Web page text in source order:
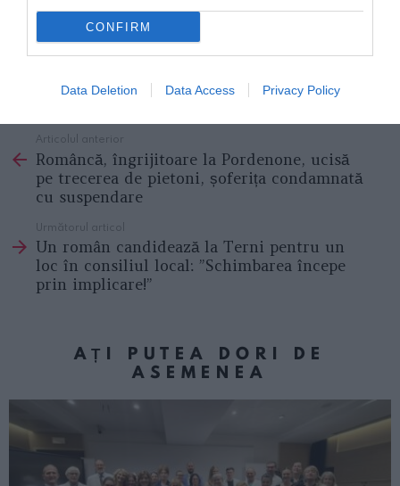
CONFIRM
Data Deletion Data Access Privacy Policy
ţară, cât şi în rândul românilor din diaspora.”.
sursa:Comunicat site Camera Deputaților
STIRI DIASPORA
more
Articolul anterior
Româncă, îngrijitoare la Pordenone, ucisă
pe trecerea de pietoni, șoferița condamnată
cu suspendare
Următorul articol
Un român candidează la Terni pentru un
loc în consiliul local: ”Schimbarea începe
prin implicare!”
AȚI PUTEA DORI DE
ASEMENEA